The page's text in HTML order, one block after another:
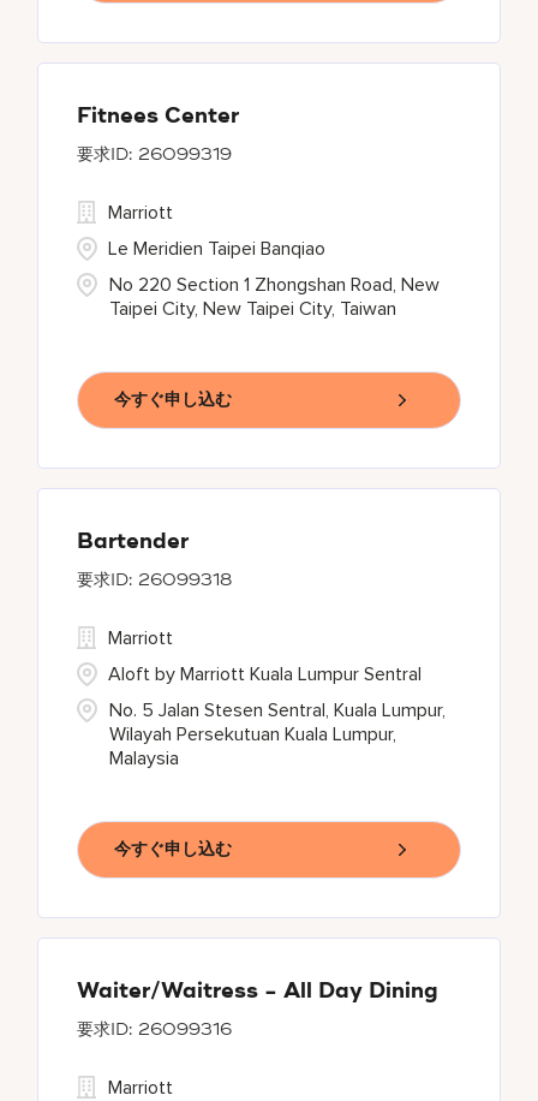
Fitnees Center
26099319
No 220 Section 1 Zhongshan Road, New
Taipei City, New Taipei City, Taiwan
Marriott
Le Meridien Taipei Banqiao
今すぐ申し込む
Bartender
26099318
No. 5 Jalan Stesen Sentral, Kuala Lumpur,
Wilayah Persekutuan Kuala Lumpur,
Malaysia
Marriott
Aloft by Marriott Kuala Lumpur Sentral
今すぐ申し込む
Waiter/Waitress - All Day Dining
26099316
Marriott